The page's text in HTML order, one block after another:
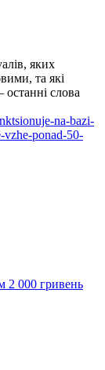
яких
та які
останні слова
na-bazi-
vzhe-ponad-50-
2 000 гривень